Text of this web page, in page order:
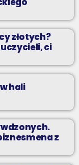
złotych?
ci
hali
z